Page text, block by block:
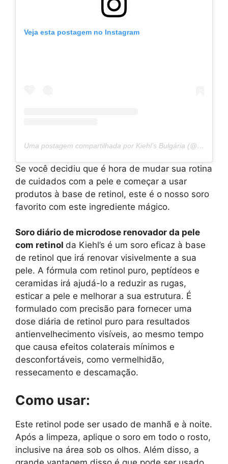
Veja esta postagem no Instagram
Uma postagem compartilhada por Kiehl’s Bulgária (@kiehls.bg)
Se você decidiu que é hora de mudar sua rotina
de cuidados com a pele e começar a usar
produtos à base de retinol, este é o nosso soro
favorito com este ingrediente mágico.
Soro diário de microdose renovador da pele
com retinol da Kiehl’s é um soro eficaz à base
de retinol que irá renovar visivelmente a sua
pele. A fórmula com retinol puro, peptídeos e
ceramidas irá ajudá-lo a reduzir as rugas,
esticar a pele e melhorar a sua estrutura. É
formulado com precisão para fornecer uma
dose diária de retinol puro para resultados
antienvelhecimento visíveis, ao mesmo tempo
que causa efeitos colaterais mínimos e
desconfortáveis, como vermelhidão,
ressecamento e descamação.
Como usar:
Este retinol pode ser usado de manhã e à noite.
Após a limpeza, aplique o soro em todo o rosto,
inclusive na área sob os olhos. Além disso, a